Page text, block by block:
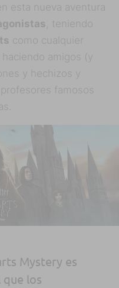
esta nueva aventura
, teniendo
como cualquier
amigos (y
y hechizos y
famosos
Mystery es
los